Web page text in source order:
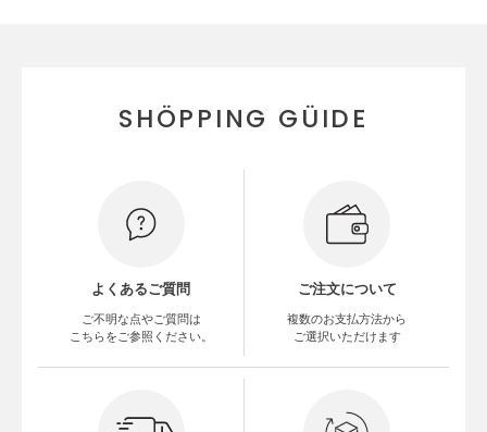
SHÖPPING GÜIDE
よくあるご質問
ご不明な点やご質問は
こちらをご参照ください。
ご注文について
複数のお支払方法から
ご選択いただけます